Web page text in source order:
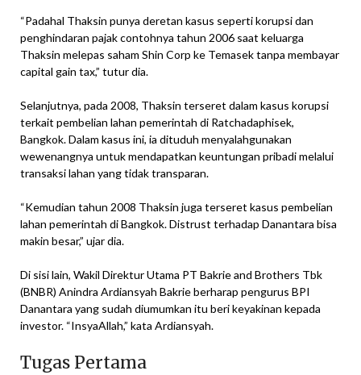
“Padahal Thaksin punya deretan kasus seperti korupsi dan
penghindaran pajak contohnya tahun 2006 saat keluarga
Thaksin melepas saham Shin Corp ke Temasek tanpa membayar
capital gain tax,” tutur dia.
Selanjutnya, pada 2008, Thaksin terseret dalam kasus korupsi
terkait pembelian lahan pemerintah di Ratchadaphisek,
Bangkok. Dalam kasus ini, ia dituduh menyalahgunakan
wewenangnya untuk mendapatkan keuntungan pribadi melalui
transaksi lahan yang tidak transparan.
“Kemudian tahun 2008 Thaksin juga terseret kasus pembelian
lahan pemerintah di Bangkok. Distrust terhadap Danantara bisa
makin besar,” ujar dia.
Di sisi lain, Wakil Direktur Utama PT Bakrie and Brothers Tbk
(BNBR) Anindra Ardiansyah Bakrie berharap pengurus BPI
Danantara yang sudah diumumkan itu beri keyakinan kepada
investor. “InsyaAllah,” kata Ardiansyah.
Tugas Pertama